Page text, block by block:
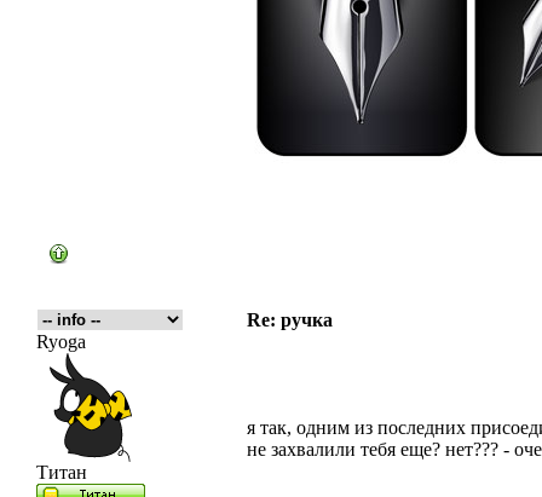
Re: ручка
Ryoga
Титан
я так, одним из последних
не захвалили тебя еще? нет??? -